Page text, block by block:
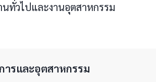
นทั่วไปและงานอุตสาหกรรม
ารและอุตสาหกรรม